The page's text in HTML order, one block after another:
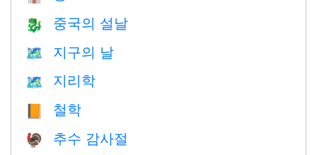
🐉 중국의 설날
🗺️ 지구의 날
🗺 지리학
📙 철학
🦃 추수 감사절